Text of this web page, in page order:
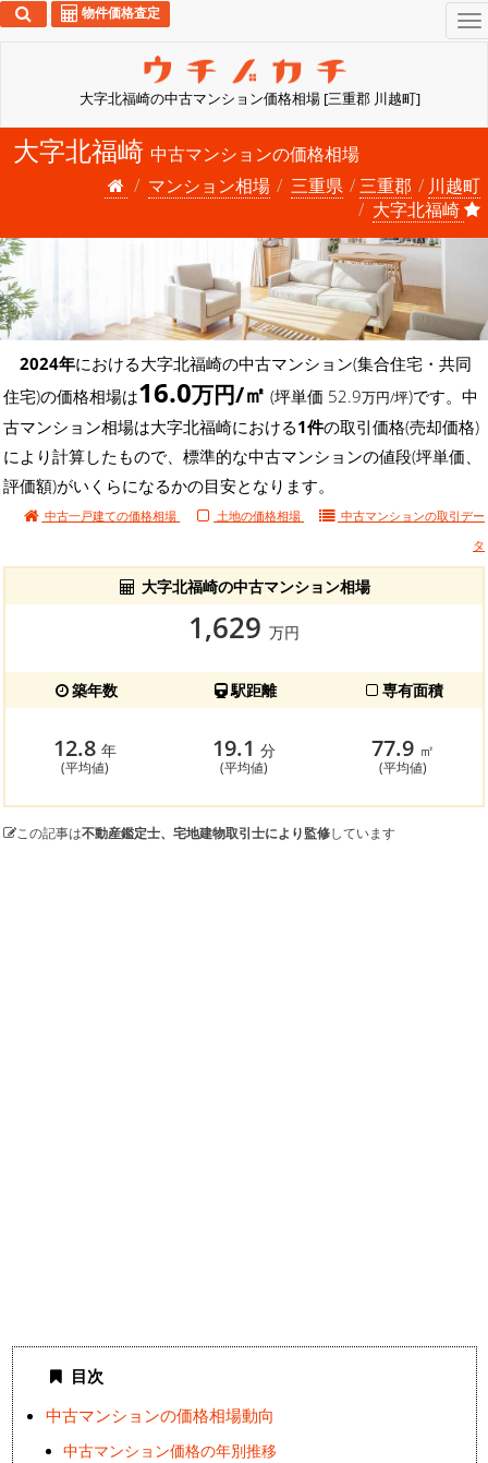
大字北福崎の中古マンション価格相場 [三重郡 川越町]
物件価格査定
大字北福崎 中古マンションの価格相場
マンション相場
三重県 三重郡
川越町
大字北福崎
2024年における大字北福崎の中古マンション(集合住宅・共同
住宅)の価格相場は16.0万円/㎡ (坪単価 52.9万円/坪)です。中
古マンション相場は大字北福崎における1件の取引価格(売却価格)
により計算したもので、標準的な中古マンションの値段(坪単価、
評価額)がいくらになるかの目安となります。
中古一戸建ての価格相場 土地の価格相場 中古マンションの取引デー
タ
大字北福崎の中古マンション相場
1,629 万円
築年数 駅距離 専有面積
12.8 年
(平均値)
19.1 分
(平均値)
77.9 ㎡
(平均値)
この記事は不動産鑑定士、宅地建物取引士により監修しています
目次
中古マンションの価格相場動向
中古マンション価格の年別推移